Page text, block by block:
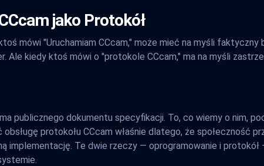
jako Protokół
mówi "Uruchamiam CCcam," może mieć na myśli faktyczny
Ale kiedy ktoś mówi o "protokole CCcam," ma na myśli
publicznego dokumentu specyfikacji. To, co wiemy o nim,
protokołu CCcam właśnie dlatego, że społeczność
implementację. Te dwie rzeczy — oprogramowanie i